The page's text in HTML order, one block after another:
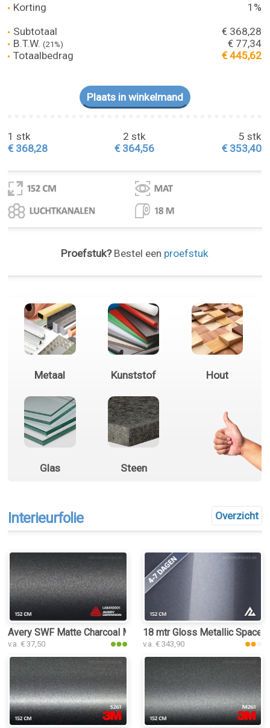
Korting
1%
Subtotaal
€ 368,28
B.T.W.(21%)
€ 77,34
Totaalbedrag
€ 445,62
1 stk
€ 368,28
2 stk
€ 364,56
5 stk
€ 353,40
Proefstuk?Bestel een proefstuk
Metaal Kunststof Hout
Glas Steen
Overzicht
Interieurfolie
Avery SWF Matte Charcoal Metallic interieurfolie
v.a. € 37,50
18 mtr Gloss Metallic Space
v.a. € 343,90